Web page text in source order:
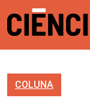
COLUNA